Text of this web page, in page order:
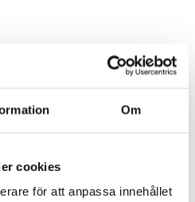
Om
cookies
för att anpassa innehållet
alternativ